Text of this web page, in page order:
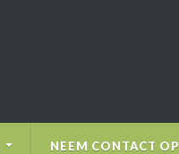
NEEM CONTACT OP